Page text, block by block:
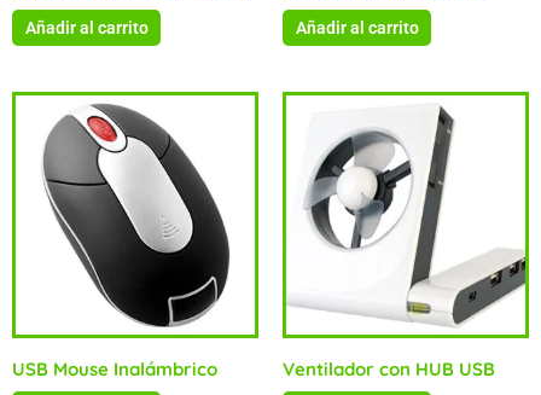
Añadir al carrito Añadir al carrito
USB Mouse Inalámbrico Ventilador con HUB USB